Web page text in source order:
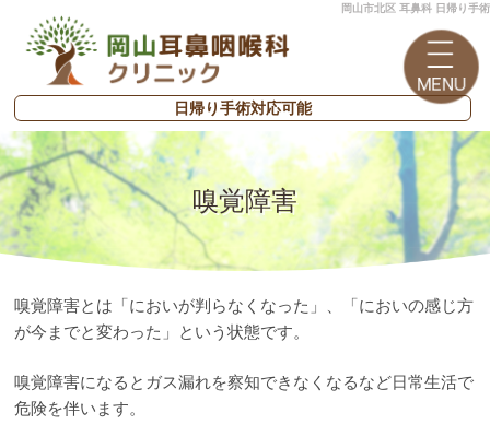
岡山市北区 耳鼻科 日帰り手術
日帰り手術対応可能
嗅覚障害
嗅覚障害とは「においが判らなくなった」、「においの感じ方
が今までと変わった」という状態です。
嗅覚障害になるとガス漏れを察知できなくなるなど日常生活で
危険を伴います。